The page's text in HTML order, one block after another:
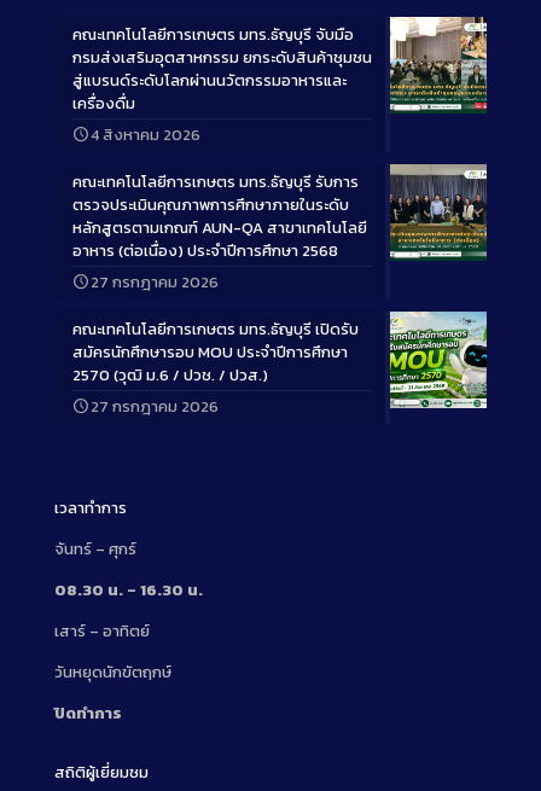
Long
คณะเทคโนโลยีการเกษตร มทร.ธัญบุรี จับมือ
กรมส่งเสริมอุตสาหกรรม ยกระดับสินค้าชุมชน
สู่แบรนด์ระดับโลกผ่านนวัตกรรมอาหารและ
เครื่องดื่ม
4 สิงหาคม 2026
Long
คณะเทคโนโลยีการเกษตร มทร.ธัญบุรี รับการ
ตรวจประเมินคุณภาพการศึกษาภายในระดับ
หลักสูตรตามเกณฑ์ AUN-QA สาขาเทคโนโลยี
อาหาร (ต่อเนื่อง) ประจำปีการศึกษา 2568
27 กรกฎาคม 2026
Long
คณะเทคโนโลยีการเกษตร มทร.ธัญบุรี เปิดรับ
สมัครนักศึกษารอบ MOU ประจำปีการศึกษา
2570 (วุฒิ ม.6 / ปวช. / ปวส.)
27 กรกฎาคม 2026
เวลาทำการ
จันทร์ – ศุกร์
08.30 น. – 16.30 น.
เสาร์ – อาทิตย์
วันหยุดนักขัตฤกษ์
ปิดทำการ
สถิติผู้เยี่ยมชม